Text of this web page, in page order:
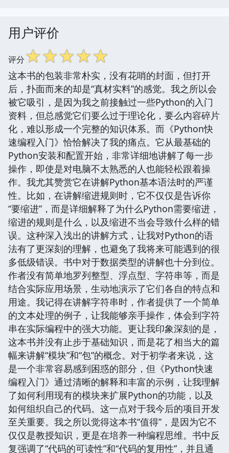
用户评价
评分☆☆☆☆☆
这本书的包装非常朴实，没有花哨的封面，但打开
后，扑面而来的却是“真材实料”的感觉。我之所以会
被它吸引，是因为我之前接触过一些Python的入门
资料，但总感觉它们要么过于理论化，要么内容碎片
化，难以形成一个完整的知识体系。而《Python快
速编程入门》恰恰解决了我的痛点。它从最基础的
Python安装和配置开始，非常详细地讲解了每一步
操作，即使是对电脑不太熟悉的人也能轻松跟着操
作。我尤其赞赏它在讲解Python基本语法时的严谨
性。比如，在讲解缩进规则时，它不仅仅是告诉你
“要缩进”，而是详细解释了为什么Python需要缩进，
缩进的规则是什么，以及缩进不当会导致什么样的错
误。这种深入浅出的讲解方式，让我对Python的语
法有了更深刻的理解，也避免了我将来可能遇到的很
多低级错误。书中对于数据类型的讲解也十分到位。
作者没有简单地罗列整型、浮点型、字符串等，而是
结合实际应用场景，生动地演示了它们各自的特点和
用途。我记得在讲解字符串时，作者提供了一个简单
的文本处理的例子，让我能够亲手操作，体会到字符
串在实际编程中的强大功能。更让我印象深刻的是，
这本书并没有止步于基础知识，而是花了相当大的篇
幅来讲解“模块”和“包”的概念。对于初学者来说，这
是一个非常容易感到困惑的部分，但《Python快速
编程入门》通过清晰的解释和丰富的示例，让我理解
了如何利用现有的模块来扩展Python的功能，以及
如何组织自己的代码。这一点对于我今后的项目开发
至关重要。我之所以觉得这本书“值得”，是因为它不
仅仅是教授知识，更是在培养一种编程思维。书中反
复强调了“代码的可读性”和“代码的复用性”，并且通